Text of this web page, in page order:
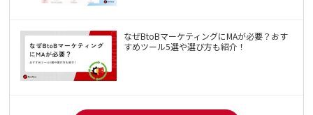
なぜBtoBマーケティングにMAが必要？おす
すめツール5選や選び方も紹介！